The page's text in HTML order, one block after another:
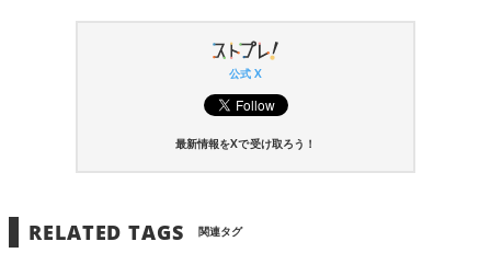
公式 X
最新情報をXで受け取ろう！
RELATED TAGS 関連タグ